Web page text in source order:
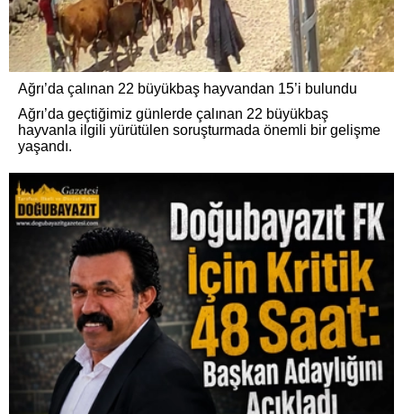
Ağrı’da çalınan 22 büyükbaş hayvandan 15’i bulundu
Ağrı’da geçtiğimiz günlerde çalınan 22 büyükbaş
hayvanla ilgili yürütülen soruşturmada önemli bir gelişme
yaşandı.